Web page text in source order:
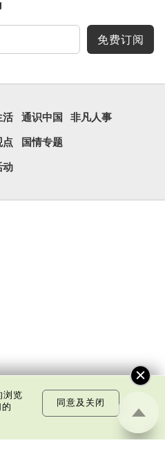
免费订阅
活 通识中国 非凡人事
点 国情专题
动
政策声明 免责声明
浏览
同意及关闭